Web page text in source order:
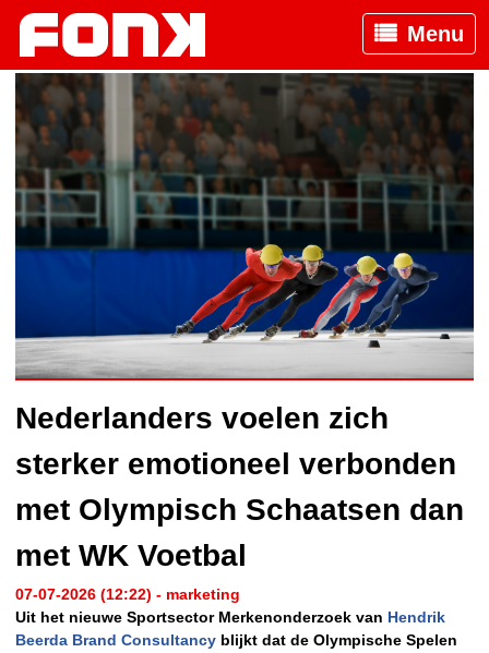
Menu
Nederlanders voelen zich
sterker emotioneel verbonden
met Olympisch Schaatsen dan
met WK Voetbal
07-07-2026 (12:22) - marketing
Uit het nieuwe Sportsector Merkenonderzoek van Hendrik
Beerda Brand Consultancy blijkt dat de Olympische Spelen